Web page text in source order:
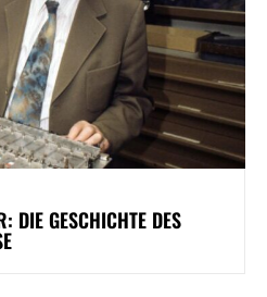
DIE GESCHICHTE DES